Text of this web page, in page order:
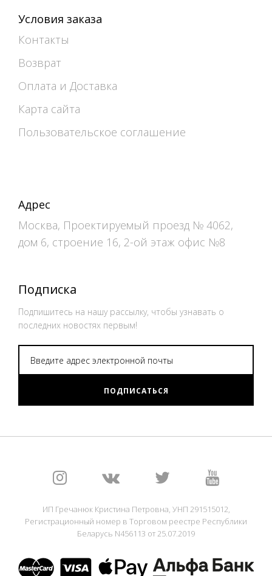
Условия заказа
Контакты
Возврат
Оплата и Доставка
Карта сайта
Пользовательское соглашение
Адрес
Москва, Проектируемый проезд № 4062,
дом 6, строение 16, 2-ой этаж офис №8
Подписка
Подпишитесь на нашу рассылку, чтобы узнавать о
последних новостях первым!
ПОДПИСАТЬСЯ
ИП Гречанюк Кристина Петровна, УНП 291515012,
Регистрационный номер в Торговом реестре Республики
Беларусь N456113 от 25.07.2019